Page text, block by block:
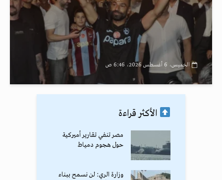
الخميس، 6 أغسطس 2026، 6:46 ص
الأكثر قراءة
مصر تنفي تقارير أميركية
حول هجوم دمياط
وزارة الري: لن نسمح ببناء